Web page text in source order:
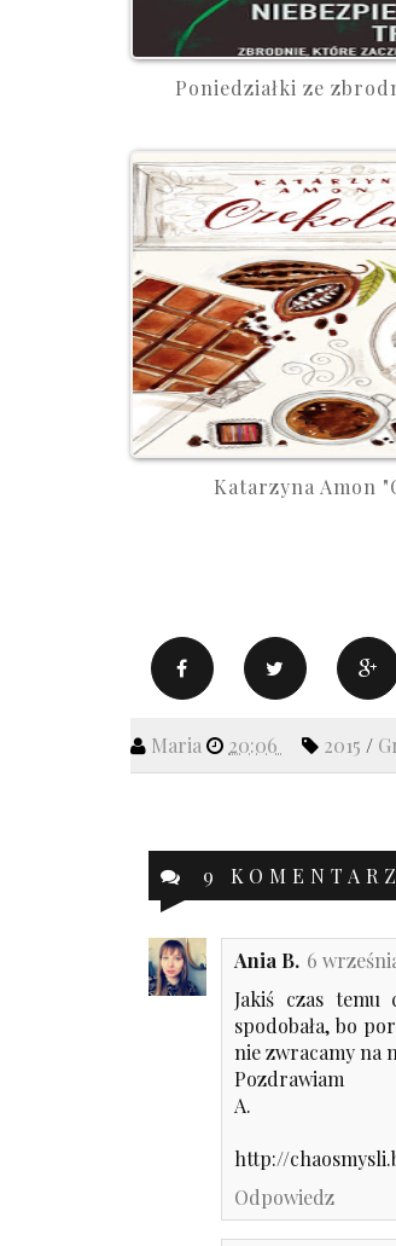
Poniedziałki ze
Katarzyna Amon
Maria 20:06 2015 /
9
Ania B. 6
Jakiś czas temu
spodobała, bo
nie zwracamy na
Pozdrawiam
A.
http://
Odpowiedz